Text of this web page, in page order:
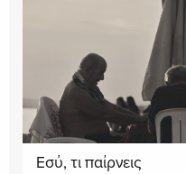
Εσύ, τι παίρνεις